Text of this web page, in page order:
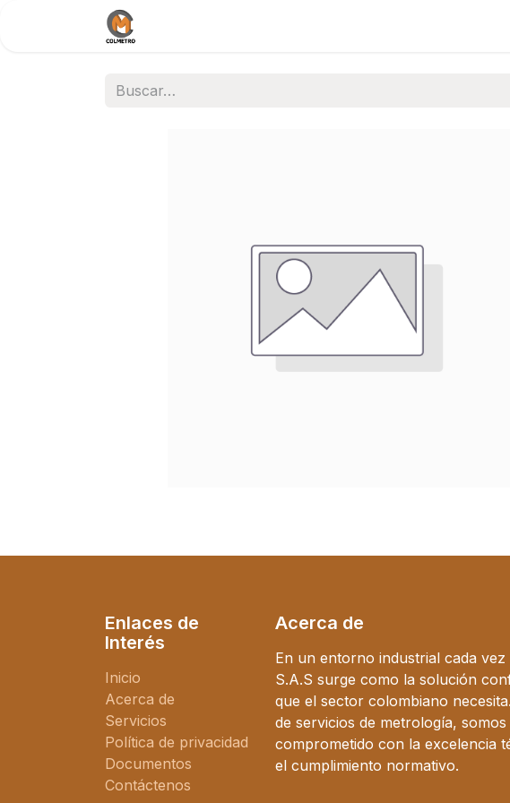
Enlaces de
Interés
Inicio
Acerca de
Servicios
Política de privacidad
Documentos
Contáctenos
Acerca de
En un entorno industrial cada
S.A.S surge como la solución
que el sector colombiano
de servicios de metrología,
comprometido con la excelencia
el cumplimiento normativo.